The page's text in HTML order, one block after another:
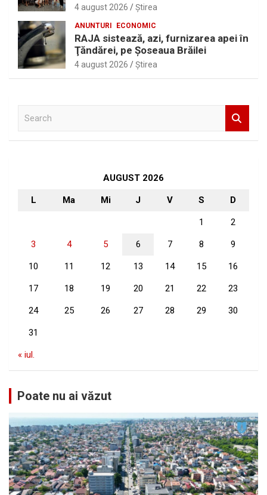
4 august 2026 Ştirea
ANUNTURI ECONOMIC
RAJA sistează, azi, furnizarea apei în
Ţăndărei, pe Şoseaua Brăilei
4 august 2026 Ştirea
AUGUST 2026
L Ma Mi J V S D
1 2
3 4 5 6 7 8 9
10 11 12 13 14 15 16
17 18 19 20 21 22 23
24 25 26 27 28 29 30
31
« iul.
Poate nu ai văzut